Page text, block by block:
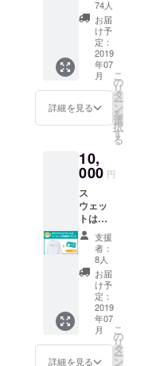
年末ま
でとさ
せてい
ただき
ます。
コー
ヒー
の受け
取りも
２０１
９年末
までと
させて
いただ
きま
す。 送
付ご希
望の場
合、備
考欄に
お書き
くださ
い。
料チ
ケット
の使用
期限は
２０１
９年末
までと
いただ
きま
の受け
取りも
ン後、
２０１
９年末
までと
させて
いただ
きま
す。 送
付ご希
望の場
合、備
考欄に
S M
L XL
クラウ
ドファ
ウン
ディン
グ限定
「1st
edition
ます。
（※デザ
検討中
のもの
で
す。）
コー
ヒー無
料チ
ケット
の使用
期限は
２０１
９年末
どで盛
り上が
る会。
Pharma
Coffee
Labの上
の階、
オフィ
スにて
６月２
４日
（月）
１９
時ス
ター
ト。
飲みに
来られ
た時に
お渡し
しま
す。 今
後も
グッズ
として
半袖ス
トの展
開はし
ていき
ます
が、今
回は、
このク
ラウド
ファン
ディン
グにご
協力い
ただい
た方限
定のも
のとな
りま
74人
お届
け予
定：
2019
年07
月
詳細を見る
こ
の
リ
タ
ー
ン
を
選
択
す
る
10,
000 円
ス
ウェッ
トはお
店に
コー
ヒーを
飲みに
来られ
た時に
お渡し
しま
す。 今
後も
グッズ
支援
者：
8人
お届
け予
定：
2019
年07
月
詳細を見る
こ
の
リ
タ
ー
ン